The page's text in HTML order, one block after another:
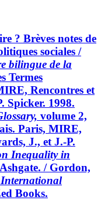
? Brèves notes de
sociales /
bilingue de la
Termes
Rencontres et
Spicker. 1998.
volume 2,
Paris, MIRE,
J., et J.-P.
Inequality in
/ Gordon,
Books.